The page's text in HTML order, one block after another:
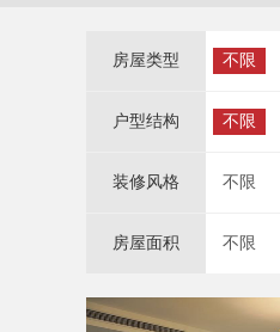
房屋类型 不限
户型结构 不限
装修风格 不限
房屋面积 不限